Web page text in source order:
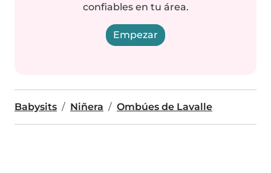
confiables en tu área.
Empezar
Babysits Niñera Ombúes de Lavalle